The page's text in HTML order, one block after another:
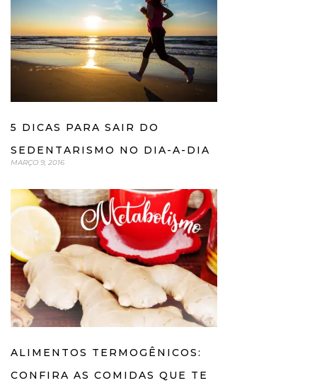
5 DICAS PARA SAIR DO
SEDENTARISMO NO DIA-A-DIA
MARÇO 9, 2016
ALIMENTOS TERMOGÊNICOS:
CONFIRA AS COMIDAS QUE TE